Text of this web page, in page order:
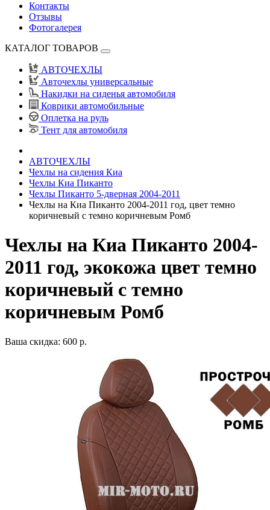
Контакты
Отзывы
Фотогалерея
КАТАЛОГ ТОВАРОВ
АВТОЧЕХЛЫ
Авточехлы универсальные
Накидки на сиденья автомобиля
Коврики автомобильные
Оплетка на руль
Тент для автомобиля
АВТОЧЕХЛЫ
Чехлы на сидения Киа
Чехлы Киа Пиканто
Чехлы Пиканто 5-дверная 2004-2011
Чехлы на Киа Пиканто 2004-2011 год, цвет темно
коричневый с темно коричневым Ромб
Чехлы на Киа Пиканто 2004-
2011 год, экокожа цвет темно
коричневый с темно
коричневым Ромб
Ваша скидка: 600 р.